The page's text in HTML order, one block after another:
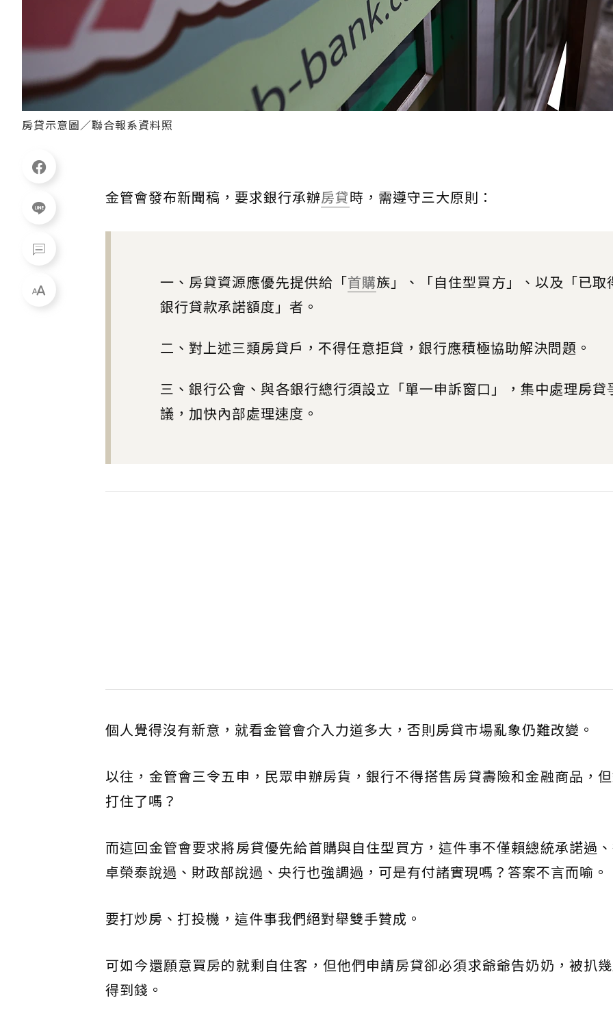
房貸示意圖／聯合報系資料照
金管會發布新聞稿，要求銀行承辦房貸時，需遵守三大原則：
一、房貸資源應優先提供給「首購族」、「自住型買方」、以及「已取
銀行貸款承諾額度」者。
二、對上述三類房貸戶，不得任意拒貸，銀行應積極協助解決問題。
三、銀行公會、與各銀行總行須設立「單一申訴窗口」，集中處理房貸
議，加快內部處理速度。
個人覺得沒有新意，就看金管會介入力道多大，否則房貸市場亂象仍難改變。
以往，金管會三令五申，民眾申辦房貨，銀行不得搭售房貸壽險和金融商品，
打住了嗎？
而這回金管會要求將房貸優先給首購與自住型買方，這件事不僅賴總統承諾過
卓榮泰說過、財政部說過、央行也強調過，可是有付諸實現嗎？答案不言而喻。
要打炒房、打投機，這件事我們絕對舉雙手贊成。
可如今還願意買房的就剩自住客，但他們申請房貸卻必須求爺爺告奶奶，被扒
得到錢。